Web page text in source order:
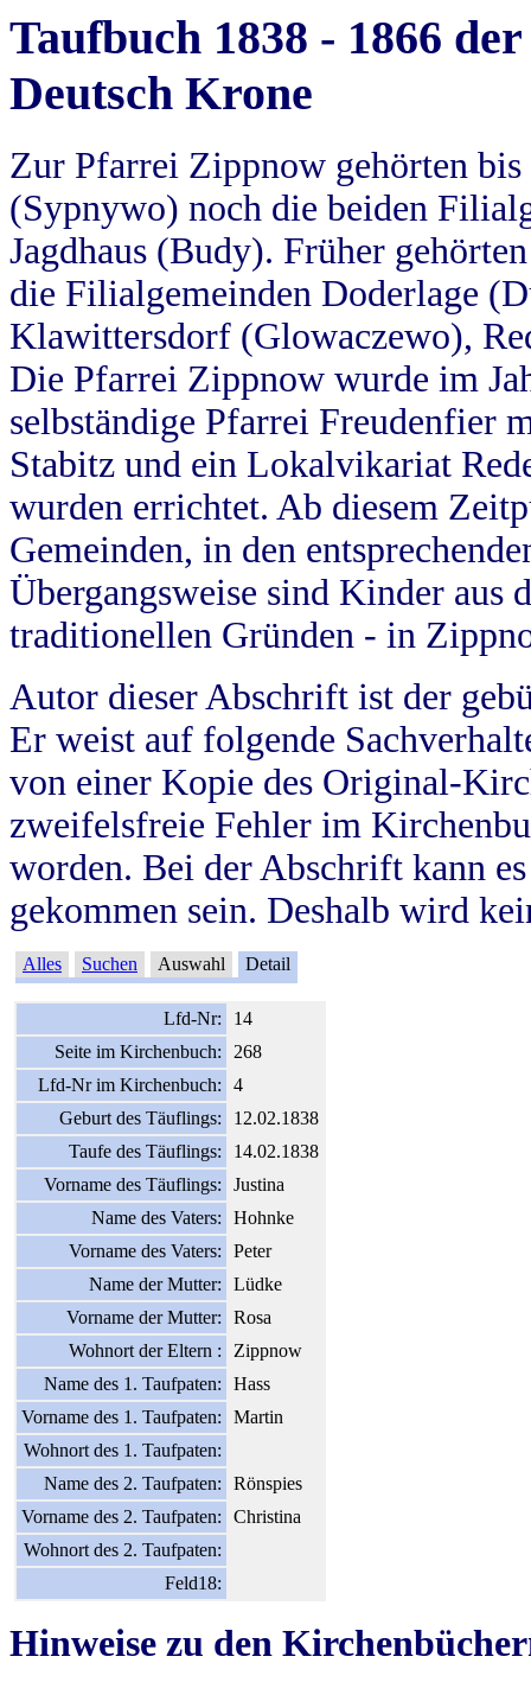
Taufbuch 1838 - 1866
Deutsch Krone
Zur Pfarrei Zippnow gehörten
(Sypnywo) noch die beiden
Jagdhaus (Budy). Früher
die Filialgemeinden Doderlage
Klawittersdorf (Glowaczewo),
Die Pfarrei Zippnow wurde im
selbständige Pfarrei Freudenfier
Stabitz und ein Lokalvikariat
wurden errichtet. Ab diesem
Gemeinden, in den
Übergangsweise sind Kinder aus
traditionellen Gründen - in
Autor dieser Abschrift ist der
Er weist auf folgende
von einer Kopie des Original-
zweifelsfreie Fehler im
worden. Bei der Abschrift kann
gekommen sein. Deshalb wird
Alles Suchen Auswahl Detail
Lfd-Nr:
14
Seite im Kirchenbuch:
268
Lfd-Nr im Kirchenbuch:
4
Geburt des Täuflings:
12.02.1838
Taufe des Täuflings:
14.02.1838
Vorname des Täuflings:
Justina
Name des Vaters:
Hohnke
Vorname des Vaters:
Peter
Name der Mutter:
Lüdke
Vorname der Mutter:
Rosa
Wohnort der Eltern :
Zippnow
Name des 1. Taufpaten:
Hass
Vorname des 1. Taufpaten:
Martin
Wohnort des 1. Taufpaten:
Name des 2. Taufpaten:
Rönspies
Vorname des 2. Taufpaten:
Christina
Wohnort des 2. Taufpaten:
Feld18:
Hinweise zu den